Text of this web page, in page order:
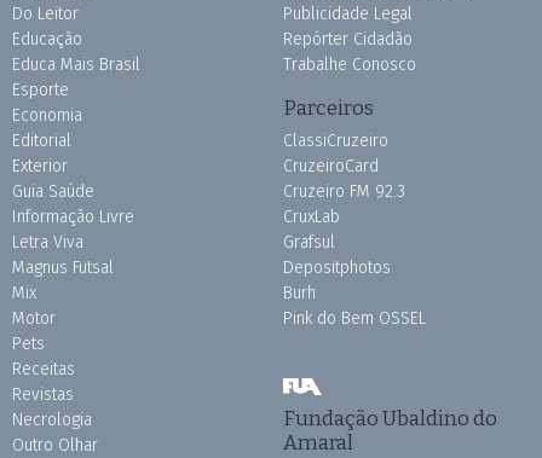
Do Leitor
Educação
Educa Mais Brasil
Esporte
Economia
Editorial
Exterior
Guia Saúde
Informação Livre
Letra Viva
Magnus Futsal
Mix
Motor
Pets
Receitas
Revistas
Necrologia
Outro Olhar
Publicidade Legal
Repórter Cidadão
Trabalhe Conosco
Parceiros
ClassiCruzeiro
CruzeiroCard
Cruzeiro FM 92.3
CruxLab
Grafsul
Depositphotos
Burh
Pink do Bem OSSEL
Fundação Ubaldino do
Amaral